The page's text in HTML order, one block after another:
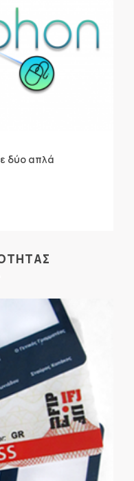
δύο απλά